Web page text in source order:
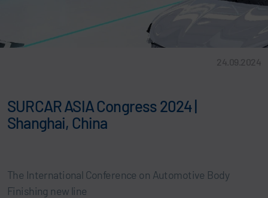
24.09.2024
SURCAR ASIA Congress 2024 |
Shanghai, China
The International Conference on Automotive Body
Finishing new line